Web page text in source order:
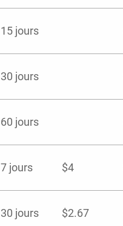
15 jours
30 jours
60 jours
7 jours $4
30 jours $2.67